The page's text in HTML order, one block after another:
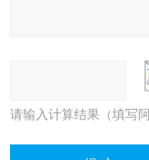
请输入计算结果（填写